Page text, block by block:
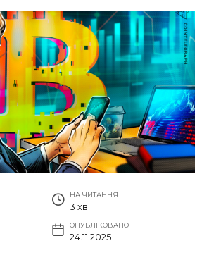
НА ЧИТАННЯ
3 хв
ОПУБЛІКОВАНО
24.11.2025